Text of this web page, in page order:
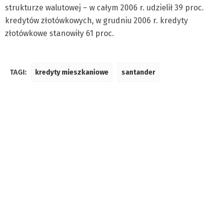
strukturze walutowej – w całym 2006 r. udzielił 39 proc.
kredytów złotówkowych, w grudniu 2006 r. kredyty
złotówkowe stanowiły 61 proc.
TAGI: kredyty mieszkaniowe santander